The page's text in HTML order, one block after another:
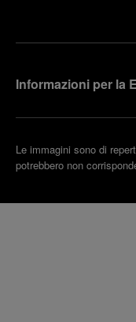
Informazioni per la
Le immagini sono di
potrebbero non